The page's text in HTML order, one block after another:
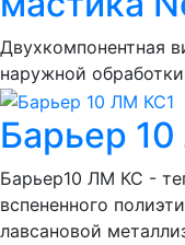
Двухкомпонентная
наружной
Барьер
Барьер10 ЛМ КС -
вспененного
лавсановой